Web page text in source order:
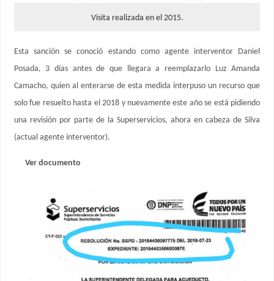
Visita realizada en el 2015.
Esta sanción se conoció estando como agente interventor Daniel
Posada, 3 días antes de que llegara a reemplazarlo Luz Amanda
Camacho, quien al enterarse de esta medida interpuso un recurso que
solo fue resuelto hasta el 2018 y nuevamente este año se está pidiendo
una revisión por parte de la Superservicios, ahora en cabeza de Silva
(actual agente interventor).
Ver documento